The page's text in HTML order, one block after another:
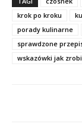
krok po kroku
porady kulinarne
sprawdzone
wskazówki jak